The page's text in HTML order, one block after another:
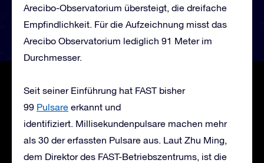
Arecibo-Observatorium übersteigt, die dreifache
Empfindlichkeit. Für die Aufzeichnung misst das
Arecibo Observatorium lediglich 91 Meter im
Durchmesser.
Seit seiner Einführung hat FAST bisher
99 Pulsare erkannt und
identifiziert. Millisekundenpulsare machen mehr
als 30 der erfassten Pulsare aus. Laut Zhu Ming,
dem Direktor des FAST-Betriebszentrums, ist die